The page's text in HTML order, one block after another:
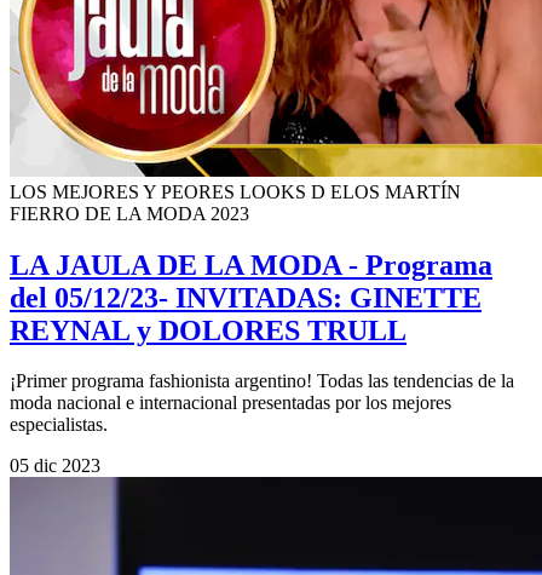
LOS MEJORES Y PEORES LOOKS D ELOS MARTÍN
FIERRO DE LA MODA 2023
LA JAULA DE LA MODA - Programa
del 05/12/23- INVITADAS: GINETTE
REYNAL y DOLORES TRULL
¡Primer programa fashionista argentino! Todas las tendencias de la
moda nacional e internacional presentadas por los mejores
especialistas.
05 dic 2023